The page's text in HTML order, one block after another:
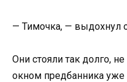
— Тимочка, — выдохнул
Они стояли так долго,
окном предбанника